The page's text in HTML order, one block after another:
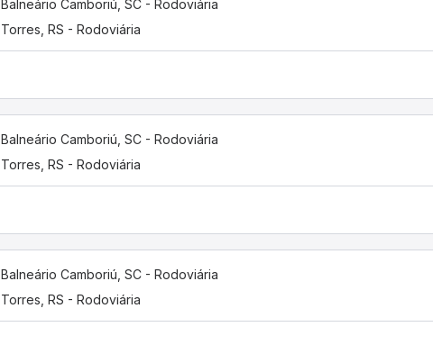
Balneário Camboriú, SC - Rodoviária
Torres, RS - Rodoviária
Balneário Camboriú, SC - Rodoviária
Torres, RS - Rodoviária
Balneário Camboriú, SC - Rodoviária
Torres, RS - Rodoviária